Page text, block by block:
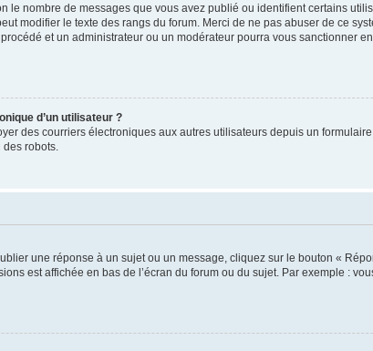
le nombre de messages que vous avez publié ou identifient certains
modifier le texte des rangs du forum. Merci de ne pas abuser de ce
et un administrateur ou un modérateur pourra vous sanctionner
d’un utilisateur ?
des courriers électroniques aux autres utilisateurs depuis un
robots.
une réponse à un sujet ou un message, cliquez sur le bouton «
est affichée en bas de l’écran du forum ou du sujet. Par exemple :